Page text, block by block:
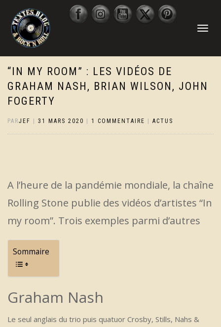
DÉPLIER
“IN MY ROOM” : LES VIDÉOS DE
GRAHAM NASH, BRIAN WILSON, JOHN
FOGERTY
PARJEF 31 MARS 2020 1 COMMENTAIRE ACTUS
A l’heure de la pandémie mondiale, la chaîne
Rolling Stone publie des vidéos d’artistes “In
my room”. Trois exemples parmi d’autres
Sommaire
Graham Nash
Le seul anglais du trio puis quatuor Crosby, Stills, Nahs &